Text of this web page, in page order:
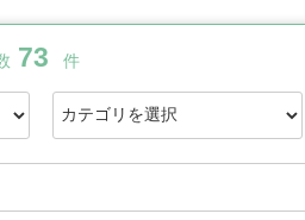
73 件